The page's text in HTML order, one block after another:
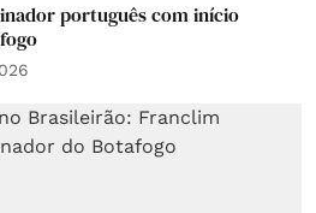
português com início